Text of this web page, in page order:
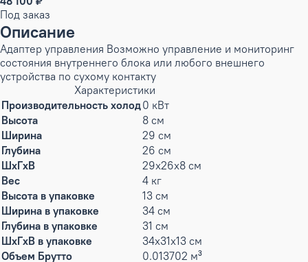
Под заказ
Описание
Адаптер управления Возможно управление и мониторинг
состояния внутреннего блока или любого внешнего
устройства по сухому контакту
Характеристики
Производительность холод0 кВт
Высота
8 см
Ширина
29 см
Глубина
26 см
ШxГxВ
29x26x8 см
Вес
4 кг
Высота в упаковке
13 см
Ширина в упаковке
34 см
Глубина в упаковке
31 см
ШxГxВ в упаковке
34x31x13 см
Объем Брутто
0.013702 м³